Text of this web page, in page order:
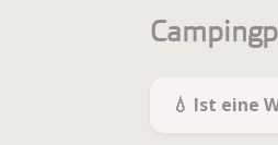
💧 Ist eine